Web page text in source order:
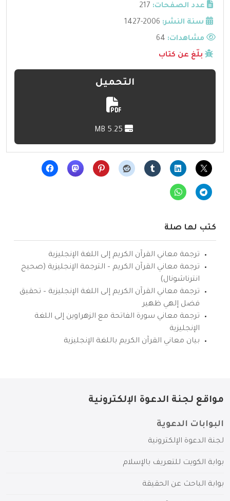
عدد الصفحات: 217
سنة النشر: 2006-1427
مشاهدات:
بلّغ عن كتاب
التحميل
كتب لها صلة
ترجمة معاني القرآن الكريم إلى اللغة الإنجليزية
ترجمة معاني القرآن الكريم – الترجمة الإنجليزية (صحيح
انترناشونال)
ترجمة معاني القرآن الكريم إلى اللغة الإنجليزية – تحقيق
فضل إلهي ظهير
ترجمة معاني سورة الفاتحة مع الزهراوين إلى اللغة
الإنجليزية
بيان معاني القرآن الكريم باللغة الإنجليزية
مواقع لجنة الدعوة الإلكترونية
البوابات الدعوية
لجنة الدعوة الإلكترونية
بوابة الكويت للتعريف بالإسلام
بوابة الباحث عن الحقيقة